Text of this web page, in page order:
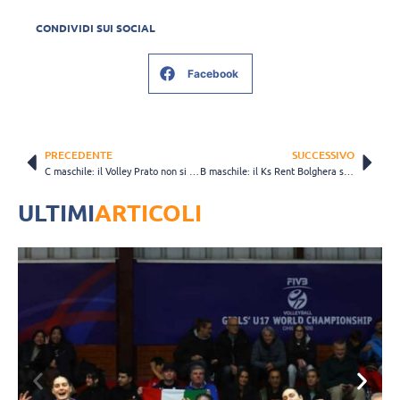
CONDIVIDI SUI SOCIAL
Facebook
PRECEDENTE SUCCESSIVO
B maschile: il Ks Rent Bolghera soffre, ma si impone per 3-0 sul Lagaris
ULTIMIARTICOLI